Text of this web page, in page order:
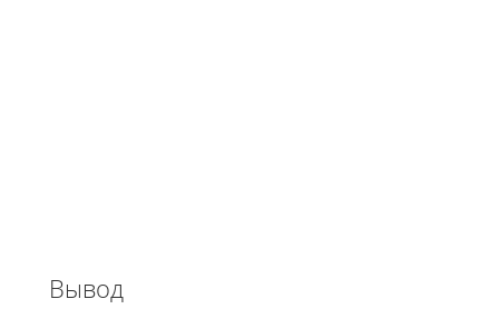
Вывод